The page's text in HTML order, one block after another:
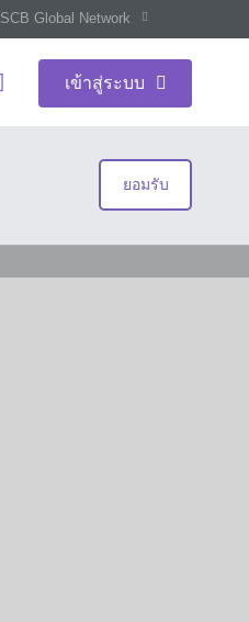
SCB Global Network
เข้าสู่ระบบ
ยอมรับ